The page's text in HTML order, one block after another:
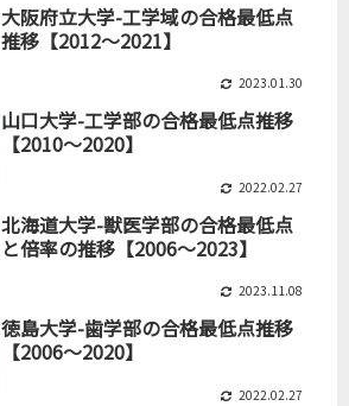
大阪府立大学-工学域の合格最低点
推移【2012～2021】
2023.01.30
山口大学-工学部の合格最低点推移
【2010～2020】
2022.02.27
北海道大学-獣医学部の合格最低点
と倍率の推移【2006～2023】
2023.11.08
徳島大学-歯学部の合格最低点推移
【2006～2020】
2022.02.27